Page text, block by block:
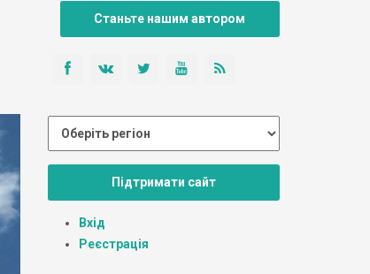
Станьте нашим автором
Підтримати сайт
Вхід
Реєстрація